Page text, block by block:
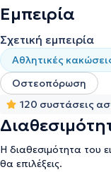
Εμπειρία
Σχετική εμπειρία
Αθλητικές
Οστεοπόρωση
120 συστάσεις
Η διαθεσιμότητα του
θα επιλέξεις.